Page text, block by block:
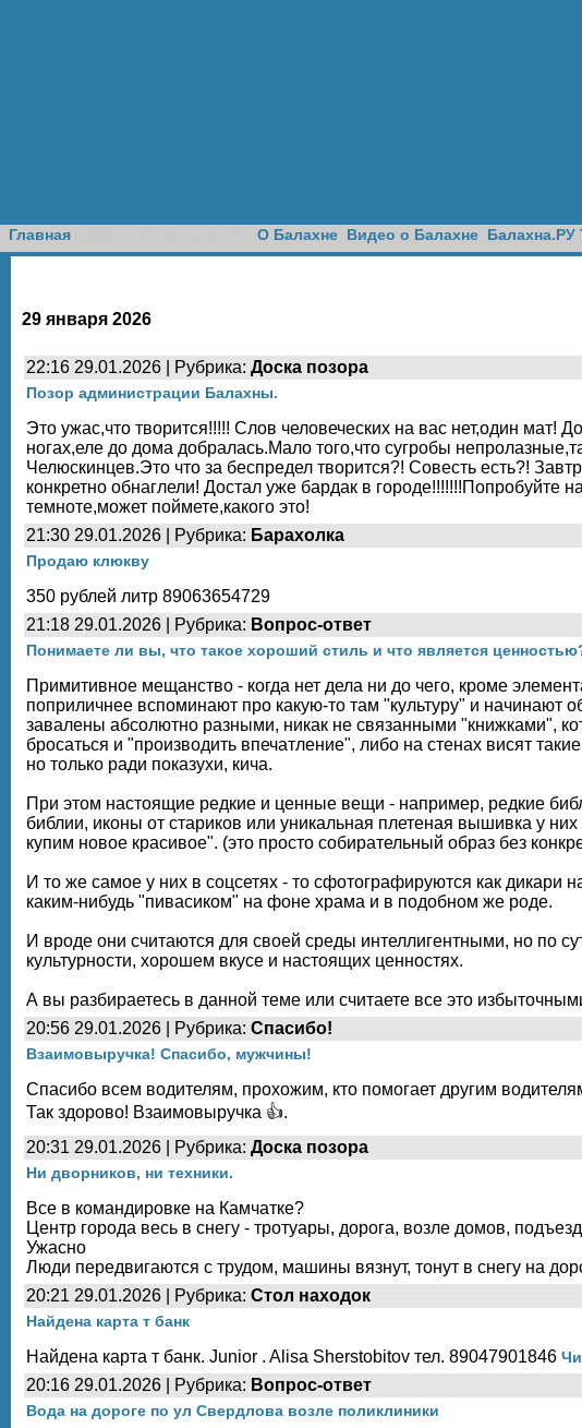
Главная О Балахне Видео о Балахне Балахна.РУ
29 января 2026
22:16 29.01.2026 | Рубрика: Доска позора
Позор администрации Балахны.
Это ужас,что творится!!!!! Слов человеческих на вас нет,один
ногах,еле до дома добралась.Мало того,что сугробы
Челюскинцев.Это что за беспредел творится?! Совесть есть?!
конкретно обнаглели! Достал уже бардак в городе!!!!!!!Попробуйте
темноте,может поймете,какого это!
21:30 29.01.2026 | Рубрика: Барахолка
Продаю клюкву
350 рублей литр 89063654729
21:18 29.01.2026 | Рубрика: Вопрос-ответ
Понимаете ли вы, что такое хороший стиль и что является
Примитивное мещанство - когда нет дела ни до чего, кроме
поприличнее вспоминают про какую-то там "культуру" и
завалены абсолютно разными, никак не связанными "книжками",
бросаться и "производить впечатление", либо на стенах висят
но только ради показухи, кича.
При этом настоящие редкие и ценные вещи - например, редкие
библии, иконы от стариков или уникальная плетеная вышивка у
купим новое красивое". (это просто собирательный образ без
И то же самое у них в соцсетях - то сфотографируются как
каким-нибудь "пивасиком" на фоне храма и в подобном же роде.
И вроде они считаются для своей среды интеллигентными, но по
культурности, хорошем вкусе и настоящих ценностях.
А вы разбираетесь в данной теме или считаете все это
20:56 29.01.2026 | Рубрика: Спасибо!
Взаимовыручка! Спасибо, мужчины!
Спасибо всем водителям, прохожим, кто помогает другим
Так здорово! Взаимовыручка 👍.
20:31 29.01.2026 | Рубрика: Доска позора
Ни дворников, ни техники.
Все в командировке на Камчатке?
Центр города весь в снегу - тротуары, дорога, возле домов,
Ужасно
Люди передвигаются с трудом, машины вязнут, тонут в снегу на
20:21 29.01.2026 | Рубрика: Стол находок
Найдена карта т банк
Найдена карта т банк. Junior . Alisa Sherstobitov тел. 89047901846
20:16 29.01.2026 | Рубрика: Вопрос-ответ
Вода на дороге по ул Свердлова возле поликлиники